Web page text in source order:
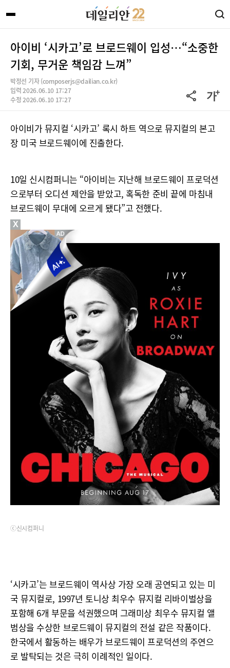
아이비 ‘시카고’로 브로드웨이 입성…“소중한
기회, 무거운 책임감 느껴”
박정선 기자 (composerjs@dailian.co.kr)
입력 2026.06.10 17:27
수정 2026.06.10 17:27
아이비가 뮤지컬 ‘시카고’ 록시 하트 역으로 뮤지컬의 본고
장 미국 브로드웨이에 진출한다.
10일 신시컴퍼니는 “아이비는 지난해 브로드웨이 프로덕션
으로부터 오디션 제안을 받았고, 혹독한 준비 끝에 마침내
브로드웨이 무대에 오르게 됐다”고 전했다.
ⓒ신시컴퍼니
‘시카고’는 브로드웨이 역사상 가장 오래 공연되고 있는 미
국 뮤지컬로, 1997년 토니상 최우수 뮤지컬 리바이벌상을
포함해 6개 부문을 석권했으며 그래미상 최우수 뮤지컬 앨
범상을 수상한 브로드웨이 뮤지컬의 전설 같은 작품이다.
한국에서 활동하는 배우가 브로드웨이 프로덕션의 주연으
로 발탁되는 것은 극히 이례적인 일이다.
X